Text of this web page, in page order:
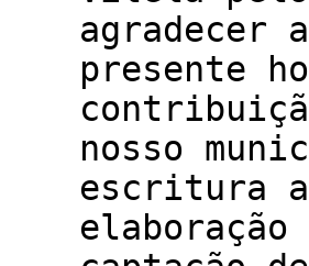
agradecer
presente
nosso
escritura